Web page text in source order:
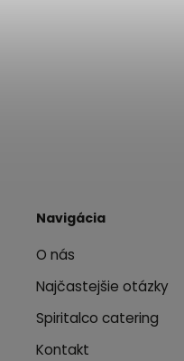
Navigácia
O nás
Najčastejšie otázky
Spiritalco catering
Kontakt